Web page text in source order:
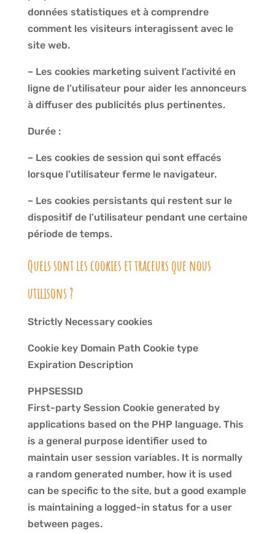
données statistiques et à comprendre
comment les visiteurs interagissent avec le
site web.
– Les cookies marketing suivent l’activité en
ligne de l’utilisateur pour aider les annonceurs
à diffuser des publicités plus pertinentes.
Durée :
– Les cookies de session qui sont effacés
lorsque l’utilisateur ferme le navigateur.
– Les cookies persistants qui restent sur le
dispositif de l’utilisateur pendant une certaine
période de temps.
Quels sont les cookies et traceurs que nous
utilisons ?
Strictly Necessary cookies
Cookie key Domain Path Cookie type
Expiration Description
PHPSESSID
First-party Session Cookie generated by
applications based on the PHP language. This
is a general purpose identifier used to
maintain user session variables. It is normally
a random generated number, how it is used
can be specific to the site, but a good example
is maintaining a logged-in status for a user
between pages.